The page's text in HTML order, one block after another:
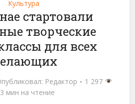
Культура
стартовали
творческие
для всех
Редактор
1 297
3 мин на чтение